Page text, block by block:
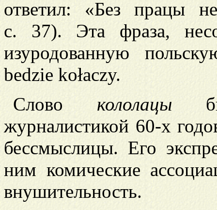
ответил: «Без працы
с. 37). Эта фраза,
изуродованную
bedzie kołaczy.
Слово кололацы
журналистикой 60-х
бессмыслицы. Его
ним комические
внушительность.